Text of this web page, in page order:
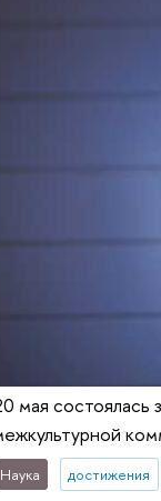
мая состоялась
Наука достижения